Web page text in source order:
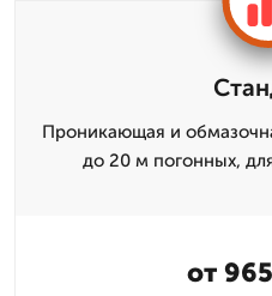
Проникающая и
до 20 м погонных,
от